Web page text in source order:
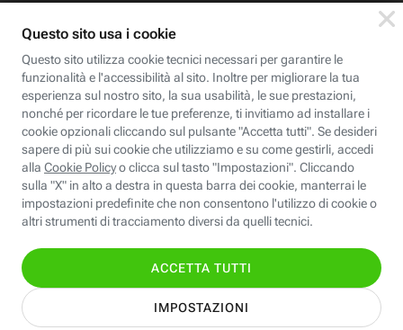
Fastweb Digital Academy
STEP FuturAbility District
Insieme, siamo futuro
© Fastweb SpA 2026 - P.IVA 12878470157
Informativa
Privacy
Modifica
preferenze cookie